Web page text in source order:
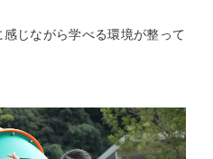
じながら学べる環境が整って